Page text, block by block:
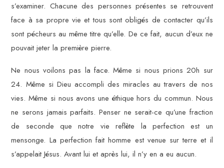
s’examiner. Chacune des personnes présentes se retrouvent
face à sa propre vie et tous sont obligés de contacter qu’ils
sont pécheurs au même titre qu’elle. De ce fait, aucun d’eux ne
pouvait jeter la première pierre.
Ne nous voilons pas la face. Même si nous prions 20h sur
24. Même si Dieu accompli des miracles au travers de nos
vies. Même si nous avons une éthique hors du commun. Nous
ne serons jamais parfaits. Penser ne serait-ce qu’une fraction
de seconde que notre vie reflète la perfection est un
mensonge. La perfection fait homme est venue sur terre et il
s’appelait Jésus. Avant lui et après lui, il n’y en a eu aucun.